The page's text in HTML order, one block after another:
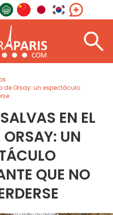
de Orsay: un espectáculo
EN EL
UN
QUE NO